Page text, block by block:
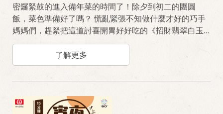
密鑼緊鼓的進入備年菜的時間了！除夕到初二的團圓
飯，菜色準備好了嗎？ 慌亂緊張不知做什麼才好的巧手
媽媽們，趕緊把這道討喜開胃好好吃的《招財翡翠白玉
卷》、《蒸海鮮荷葉豆腐》、《錦鯉戲珠烘蛋》年菜作
法學起來。 醬汁使用桂冠百搭料理醬、桂冠芙蓉豆腐、
各式桂冠火鍋料、火鍋餃製作，三兩下大菜就上桌！
了解更多